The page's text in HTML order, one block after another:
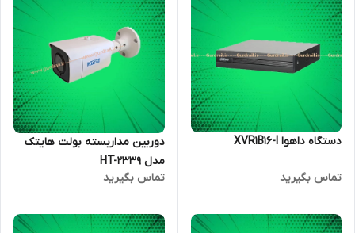
دستگاه داهوا XVR1B16-I
تماس بگیرید
دوربین مداربسته بولت هایتک
مدل HT-2339
تماس بگیرید